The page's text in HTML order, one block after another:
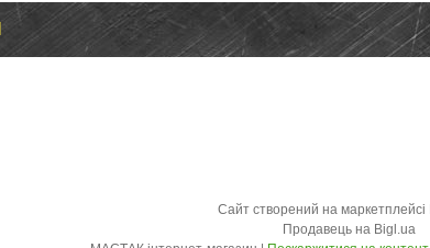
Сайт створений на маркетплейсі
Продавець на Bigl.ua